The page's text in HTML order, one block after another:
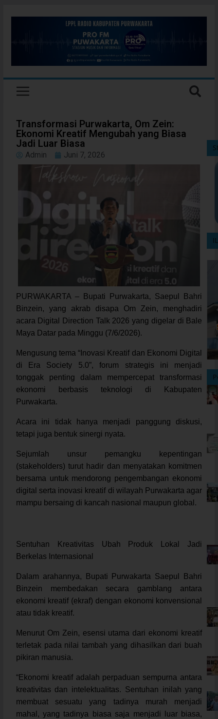
Transformasi Purwakarta, Om Zein:
Ekonomi Kreatif Mengubah yang Biasa
Jadi Luar Biasa
Admin Juni 7, 2026
PURWAKARTA – Bupati Purwakarta, Saepul Bahri
Binzein, yang akrab disapa Om Zein, menghadiri
acara Digital Direction Talk 2026 yang digelar di Bale
Maya Datar pada Minggu (7/6/2026).
Mengusung tema “Inovasi Kreatif dan Ekonomi Digital
di Era Society 5.0”, forum strategis ini menjadi
tonggak penting dalam mempercepat transformasi
ekonomi berbasis teknologi di Kabupaten
Purwakarta.
Acara ini tidak hanya menjadi panggung diskusi,
tetapi juga bentuk sinergi nyata.
Sejumlah unsur pemangku kepentingan
(stakeholders) turut hadir dan menyatakan komitmen
bersama untuk mendorong pengembangan ekonomi
digital serta inovasi kreatif di wilayah Purwakarta agar
mampu bersaing di kancah nasional maupun global.
Sentuhan Kreativitas Ubah Produk Lokal Jadi
Berkelas Internasional
Dalam arahannya, Bupati Purwakarta Saepul Bahri
Binzein membedakan secara gamblang antara
ekonomi kreatif (ekraf) dengan ekonomi konvensional
atau tidak kreatif.
Menurut Om Zein, esensi utama dari ekonomi kreatif
terletak pada nilai tambah yang dihasilkan dari buah
pikiran manusia.
“Ekonomi kreatif adalah perpaduan sempurna antara
kreativitas dan intelektualitas. Sentuhan inilah yang
membuat sesuatu yang tadinya murah menjadi
mahal, yang tadinya biasa saja menjadi luar biasa,